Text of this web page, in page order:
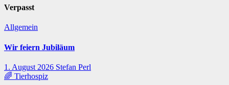
Verpasst
Allgemein
Wir feiern Jubiläum
1. August 2026 Stefan Perl
🌈 Tierhospiz